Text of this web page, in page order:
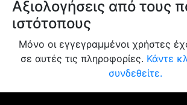
Αξιολογήσεις από τους
ιστότοπους
Μόνο οι εγγεγραμμένοι χρήστες
σε αυτές τις πληροφορίες. Κάντε
συνδεθείτε.